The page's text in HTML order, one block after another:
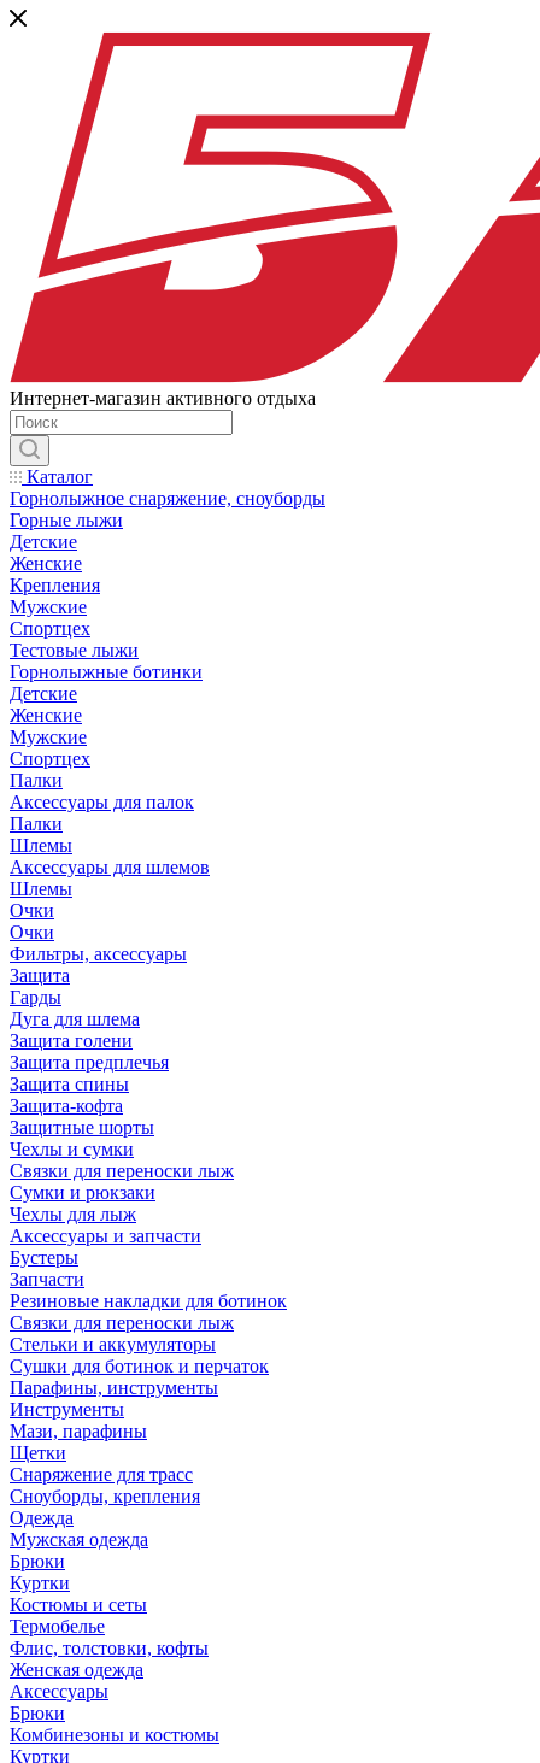
Интернет-магазин активного отдыха
Каталог
Горнолыжное снаряжение, сноуборды
Горные лыжи
Детские
Женские
Крепления
Мужские
Спортцех
Тестовые лыжи
Горнолыжные ботинки
Детские
Женские
Мужские
Спортцех
Палки
Аксессуары для палок
Палки
Шлемы
Аксессуары для шлемов
Шлемы
Очки
Очки
Фильтры, аксессуары
Защита
Гарды
Дуга для шлема
Защита голени
Защита предплечья
Защита спины
Защита-кофта
Защитные шорты
Чехлы и сумки
Связки для переноски лыж
Сумки и рюкзаки
Чехлы для лыж
Аксессуары и запчасти
Бустеры
Запчасти
Резиновые накладки для ботинок
Связки для переноски лыж
Стельки и аккумуляторы
Сушки для ботинок и перчаток
Парафины, инструменты
Инструменты
Мази, парафины
Щетки
Снаряжение для трасс
Сноуборды, крепления
Одежда
Мужская одежда
Брюки
Куртки
Костюмы и сеты
Термобелье
Флис, толстовки, кофты
Женская одежда
Аксессуары
Брюки
Комбинезоны и костюмы
Куртки